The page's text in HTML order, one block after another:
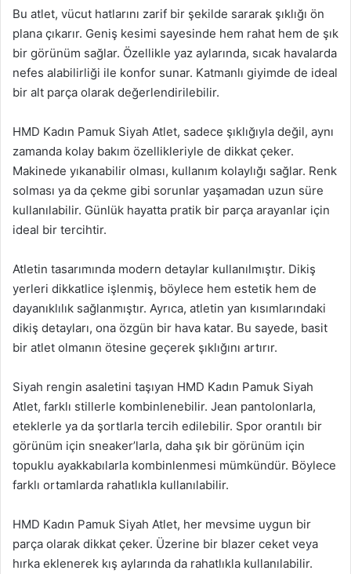
Bu atlet, vücut hatlarını zarif bir şekilde sararak şıklığı ön
plana çıkarır. Geniş kesimi sayesinde hem rahat hem de şık
bir görünüm sağlar. Özellikle yaz aylarında, sıcak havalarda
nefes alabilirliği ile konfor sunar. Katmanlı giyimde de ideal
bir alt parça olarak değerlendirilebilir.
HMD Kadın Pamuk Siyah Atlet, sadece şıklığıyla değil, aynı
zamanda kolay bakım özellikleriyle de dikkat çeker.
Makinede yıkanabilir olması, kullanım kolaylığı sağlar. Renk
solması ya da çekme gibi sorunlar yaşamadan uzun süre
kullanılabilir. Günlük hayatta pratik bir parça arayanlar için
ideal bir tercihtir.
Atletin tasarımında modern detaylar kullanılmıştır. Dikiş
yerleri dikkatlice işlenmiş, böylece hem estetik hem de
dayanıklılık sağlanmıştır. Ayrıca, atletin yan kısımlarındaki
dikiş detayları, ona özgün bir hava katar. Bu sayede, basit
bir atlet olmanın ötesine geçerek şıklığını artırır.
Siyah rengin asaletini taşıyan HMD Kadın Pamuk Siyah
Atlet, farklı stillerle kombinlenebilir. Jean pantolonlarla,
eteklerle ya da şortlarla tercih edilebilir. Spor orantılı bir
görünüm için sneaker’larla, daha şık bir görünüm için
topuklu ayakkabılarla kombinlenmesi mümkündür. Böylece
farklı ortamlarda rahatlıkla kullanılabilir.
HMD Kadın Pamuk Siyah Atlet, her mevsime uygun bir
parça olarak dikkat çeker. Üzerine bir blazer ceket veya
hırka eklenerek kış aylarında da rahatlıkla kullanılabilir.